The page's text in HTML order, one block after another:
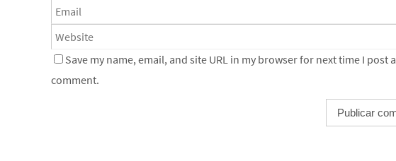
Save my name, email, and site URL in my browser for next time I post a
comment.